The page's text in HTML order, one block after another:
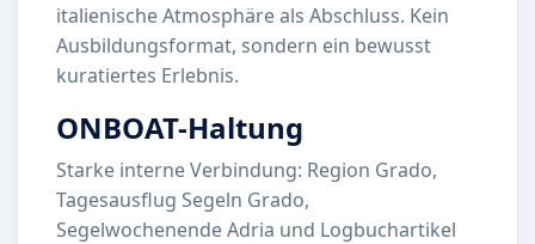
italienische Atmosphäre als Abschluss. Kein
Ausbildungsformat, sondern ein bewusst
kuratiertes Erlebnis.
ONBOAT-Haltung
Starke interne Verbindung: Region Grado,
Tagesausflug Segeln Grado,
Segelwochenende Adria und Logbuchartikel